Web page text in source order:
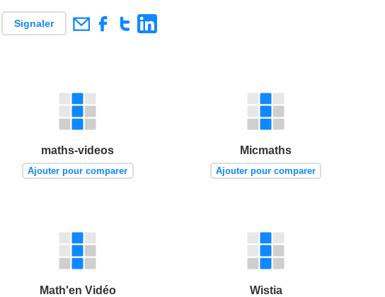
Signaler
maths-videos
Ajouter pour comparer
Micmaths
Ajouter pour comparer
Math'en Vidéo Wistia